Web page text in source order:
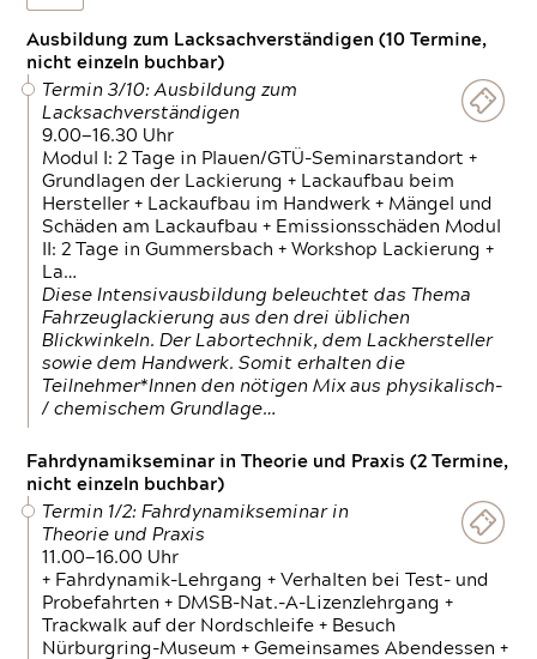
Ausbildung zum Lacksachverständigen (10 Termine,
nicht einzeln buchbar)
Termin 3/10: Ausbildung zum
Lacksachverständigen
9.00—16.30 Uhr
Modul I: 2 Tage in Plauen/GTÜ-Seminarstandort +
Grundlagen der Lackierung + Lackaufbau beim
Hersteller + Lackaufbau im Handwerk + Mängel und
Schäden am Lackaufbau + Emissionsschäden Modul
II: 2 Tage in Gummersbach + Workshop Lackierung +
La…
Diese Intensivausbildung beleuchtet das Thema
Fahrzeuglackierung aus den drei üblichen
Blickwinkeln. Der Labortechnik, dem Lackhersteller
sowie dem Handwerk. Somit erhalten die
Teilnehmer*Innen den nötigen Mix aus physikalisch-
/ chemischem Grundlage…
Fahrdynamikseminar in Theorie und Praxis (2 Termine,
nicht einzeln buchbar)
Termin 1/2: Fahrdynamikseminar in
Theorie und Praxis
11.00—16.00 Uhr
+ Fahrdynamik-Lehrgang + Verhalten bei Test- und
Probefahrten + DMSB-Nat.-A-Lizenzlehrgang +
Trackwalk auf der Nordschleife + Besuch
Nürburgring-Museum + Gemeinsames Abendessen +